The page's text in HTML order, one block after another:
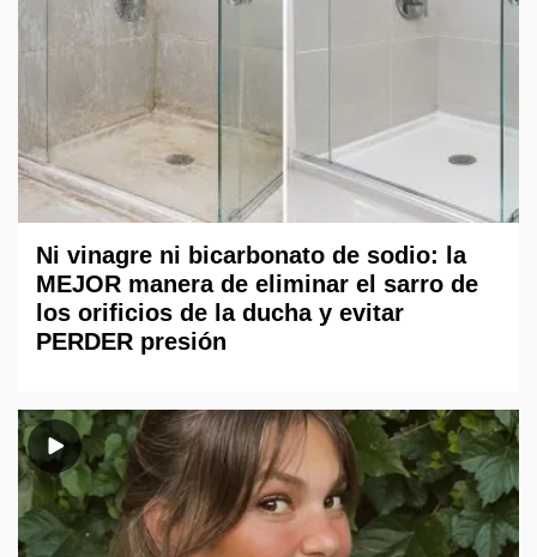
Ni vinagre ni bicarbonato de sodio: la
MEJOR manera de eliminar el sarro de
los orificios de la ducha y evitar
PERDER presión